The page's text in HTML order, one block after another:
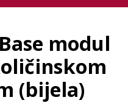
modul
(bijela)